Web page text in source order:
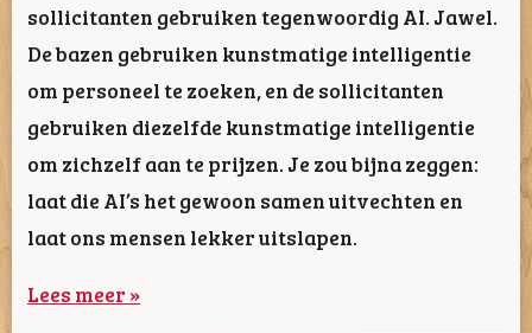
sollicitanten gebruiken tegenwoordig AI. Jawel.
De bazen gebruiken kunstmatige intelligentie
om personeel te zoeken, en de sollicitanten
gebruiken diezelfde kunstmatige intelligentie
om zichzelf aan te prijzen. Je zou bijna zeggen:
laat die AI’s het gewoon samen uitvechten en
laat ons mensen lekker uitslapen.
Lees meer »